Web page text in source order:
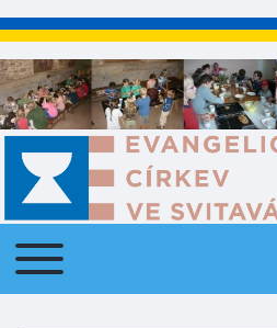
Main navigation
Toggle main menu